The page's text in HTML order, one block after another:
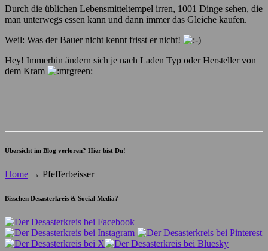
Durch die üblichen Lebensmitteltempel irren, 1001 Dinge sehen, die
man unterwegs essen kann und dann immer das Gleiche kaufen.
Weil: Was der Bauer nicht kennt frisst er nicht!
Hey! Immerhin ändern sich je nach Laden Typ oder Hersteller von
dem Kram
Übersicht im Blog verloren? Hier bist Du!
Home → Pfefferbeisser
Bisschen Desasterkreis & Social Media?